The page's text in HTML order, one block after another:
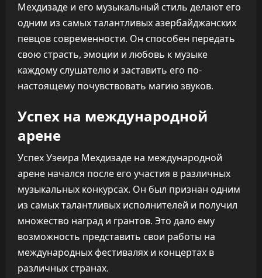
Мехдизаде и его музыкальный стиль делают его
одним из самых талантливых азербайджанских
певцов современности. Он способен передать
свою страсть, эмоции и любовь к музыке
каждому слушателю и заставить его по-
настоящему почувствовать магию звуков.
Успех на международной
арене
Успех Узеира Мехдизаде на международной
арене начался после его участия в различных
музыкальных конкурсах. Он был признан одним
из самых талантливых исполнителей и получил
множество наград и грантов. Это дало ему
возможность представить свои работы на
международных фестивалях и концертах в
различных странах.